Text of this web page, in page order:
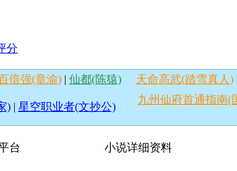
分
倍强(章渝)| 仙都(陈猿) 天命高武(踏雪真人)|
)| 星空职业者(文抄公)
九州仙府首通指南(
台
小说详细资料